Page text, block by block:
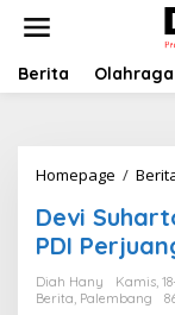
t
Berita Olahraga
Homepage /
Devi
PDI
Diah Hany
Kamis,
Berita, Palembang